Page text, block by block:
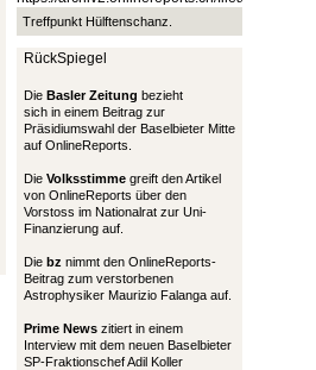
Treffpunkt Hülftenschanz.
RückSpiegel
Die Basler Zeitung bezieht
sich in einem Beitrag zur
Präsidiumswahl der Baselbieter Mitte
auf OnlineReports.
Die Volksstimme greift den Artikel
von OnlineReports über den
Vorstoss im Nationalrat zur Uni-
Finanzierung auf.
Die bz nimmt den OnlineReports-
Beitrag zum verstorbenen
Astrophysiker Maurizio Falanga auf.
Prime News zitiert in einem
Interview mit dem neuen Baselbieter
SP-Fraktionschef Adil Koller